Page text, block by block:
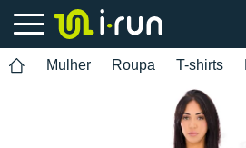
Mulher Roupa T-shirts